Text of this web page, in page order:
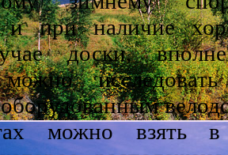
и при наличие
доски,
можно
оборудованным
можно взять в